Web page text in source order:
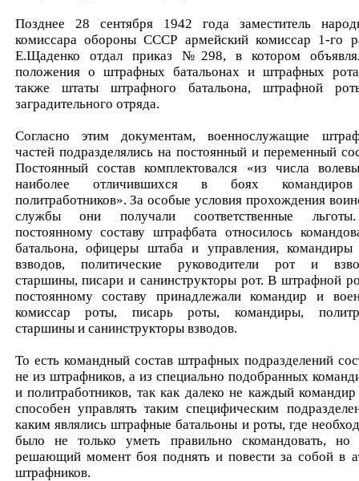
Позднее 28 сентября 1942 года заместитель
комиссара обороны СССР армейский комиссар 1-го
Е.Щаденко отдал приказ №298, в котором
положения о штрафных батальонах и штрафных
также штаты штрафного батальона, штрафной
заградительного отряда.
Согласно этим документам, военнослужащие
частей подразделялись на постоянный и переменный
Постоянный состав комплектовался «из числа
наиболее отличившихся в боях
политработников». За особые условия прохождения
службы они получали соответственные
постоянному составу штрафбата относилось
батальона, офицеры штаба и управления, командиры
взводов, политические руководители рот и
старшины, писари и санинструкторы рот. В штрафной
постоянному составу принадлежали командир и
комиссар роты, писарь роты, командиры,
старшины и санинструкторы взводов.
То есть командный состав штрафных подразделений
не из штрафников, а из специально подобранных
и политработников, так как далеко не каждый
способен управлять таким специфическим
каким являлись штрафные батальоны и роты, где
было не только уметь правильно скомандовать,
решающий момент боя поднять и повести за собой в
штрафников.